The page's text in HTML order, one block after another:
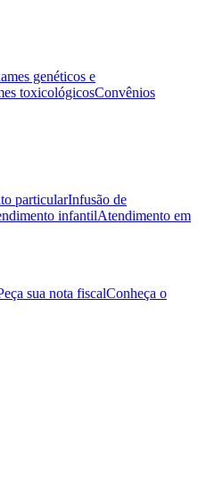
genéticos e
toxicológicosConvênios
particularInfusão de
infantilAtendimento em
sua nota fiscalConheça o